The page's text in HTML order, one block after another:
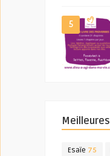
5
Esaïe 75